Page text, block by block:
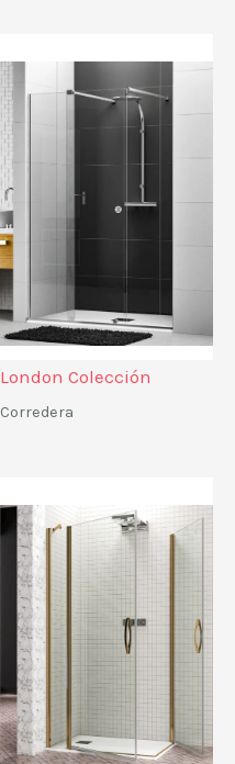
London Colección
Corredera